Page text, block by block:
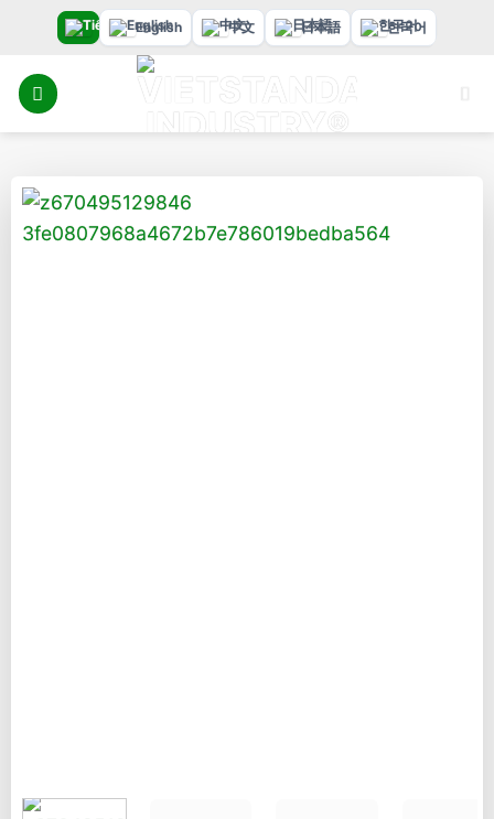
nội
dung
English 中文 日本語 한국어